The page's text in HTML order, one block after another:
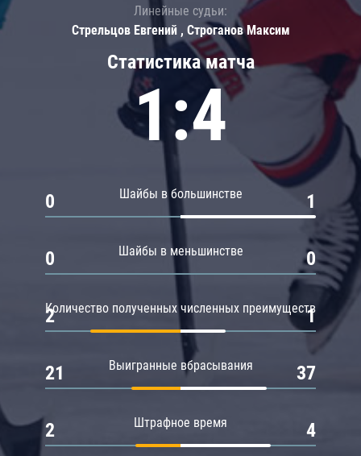
Статистика матча
1:4
Шайбы в большинстве
0 1
Шайбы в меньшинстве
0 0
Количество полученных численных преимуществ
2 1
Выигранные вбрасывания
21 37
Штрафное время
2 4
Линейные судьи:
Стрельцов Евгений , Строганов Максим